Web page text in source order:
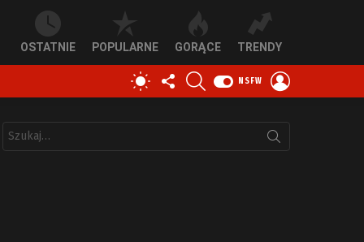
OSTATNIE POPULARNE GORĄCE TRENDY
PRZEŁĄCZ
SKÓRKĘ
OBSERWUJ
NAS
NSFW